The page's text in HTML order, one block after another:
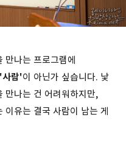
나는 프로그램에
사람'이 아닌가 싶습니다. 낯
만나는 건 어려워하지만,
유는 결국 사람이 남는 게